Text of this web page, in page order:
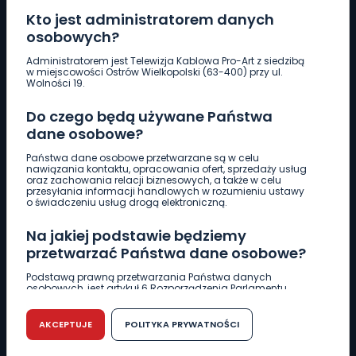
Kto jest administratorem danych
osobowych?
Administratorem jest Telewizja Kablowa Pro-Art z siedzibą
w miejscowości Ostrów Wielkopolski (63-400) przy ul.
Wolności 19.
Do czego będą używane Państwa
dane osobowe?
Państwa dane osobowe przetwarzane są w celu
nawiązania kontaktu, opracowania ofert, sprzedaży usług
oraz zachowania relacji biznesowych, a także w celu
przesyłania informacji handlowych w rozumieniu ustawy
o świadczeniu usług drogą elektroniczną.
Na jakiej podstawie będziemy
przetwarzać Państwa dane osobowe?
Podstawą prawną przetwarzania Państwa danych
osobowych, jest artykuł 6 Rozporządzenia Parlamentu
r. w sprawie ochrony osób fizycznych w związku z
przetwarzaniem danych osobowych w sprawie
swobodnego przepływu takich danych oraz uchylenia
dyrektywy 95/46/WE (RODO).
AKCEPTUJE POLITYKA PRYWATNOŚCI
Pobierz logotyp
661 997 997
REDAKCJA
62 735 22 22redakcja@wlkp24.info
DZIAŁ REKLAMY
62 735 01 85 reklama@wlkp24.info
WIADOMOŚCI
CIEKAWOSTKI